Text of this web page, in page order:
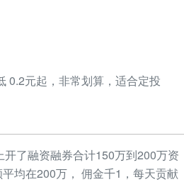
0.2元起，非常划算，适合定投
了融资融券合计150万到200万资
均在200万， 佣金千1，每天贡献